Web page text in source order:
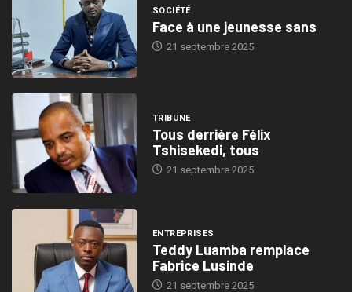
SOCIÉTÉ
Face à une jeunesse sans
21 septembre 2025
TRIBUNE
Tous derrière Félix
Tshisekedi, tous
21 septembre 2025
ENTREPRISES
Teddy Luamba remplace
Fabrice Lusinde
21 septembre 2025